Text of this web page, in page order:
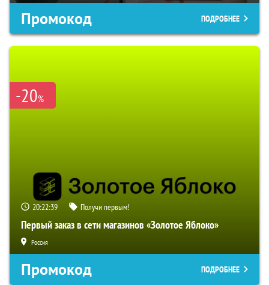
Промокод ПОДРОБНЕЕ
-20%
20:22:38 Получи первым!
Первый заказ в сети магазинов «Золотое Яблоко»
Россия
Промокод ПОДРОБНЕЕ